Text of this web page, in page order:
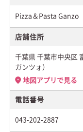
Pizza＆Pasta Ganzo
店舗住所
千葉県 千葉市中央区
ガンツォ）
地図アプリで見る
電話番号
043-202-2887